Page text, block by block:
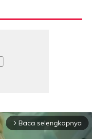
arrow_forward_ios Baca selengkapnya